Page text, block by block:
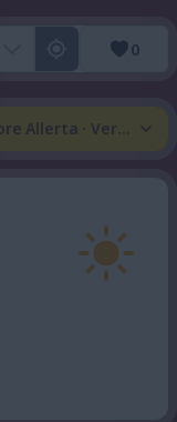
0
Allerta · Verde